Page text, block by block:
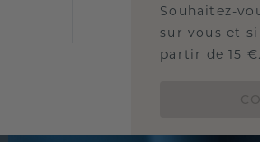
Souhaitez-
sur vous et
partir de 15 €.